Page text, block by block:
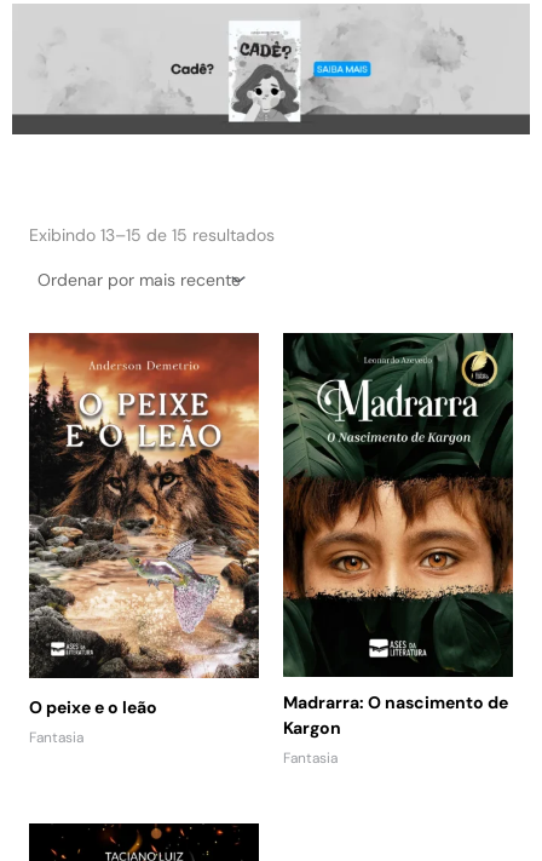
Exibindo 13–15 de 15 resultadospor
O peixe e o leão
Fantasia
Madrarra: O nascimento de
Kargon
Fantasia